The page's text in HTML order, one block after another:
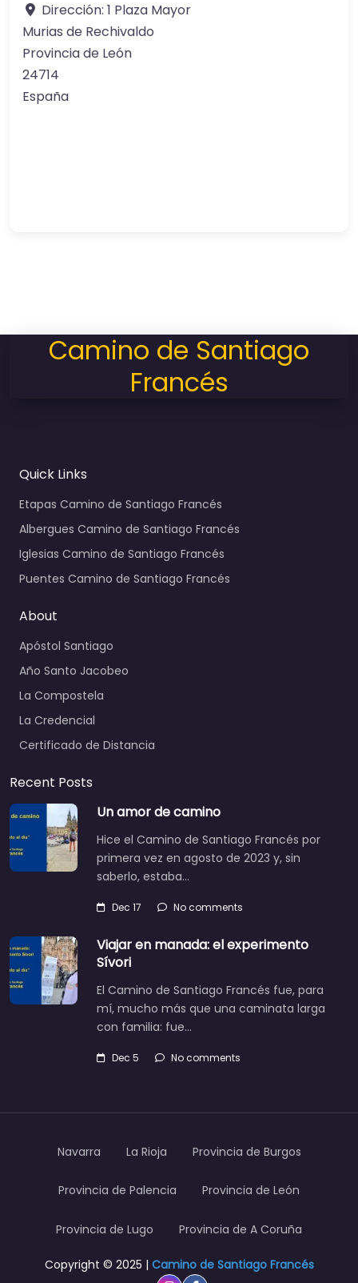
Dirección: 1 Plaza Mayor
Murias de Rechivaldo
Provincia de León
24714
España
Camino de Santiago
Francés
Quick Links
Etapas Camino de Santiago Francés
Albergues Camino de Santiago Francés
Iglesias Camino de Santiago Francés
Puentes Camino de Santiago Francés
About
Apóstol Santiago
Año Santo Jacobeo
La Compostela
La Credencial
Certificado de Distancia
Recent Posts
Un amor de camino
Hice el Camino de Santiago Francés por
primera vez en agosto de 2023 y, sin
saberlo, estaba…
Dec 17 No comments
Viajar en manada: el experimento
Sívori
El Camino de Santiago Francés fue, para
mí, mucho más que una caminata larga
con familia: fue…
Dec 5 No comments
Navarra La Rioja Provincia de Burgos
Provincia de Palencia Provincia de León
Provincia de Lugo Provincia de A Coruña
Copyright © 2025 | Camino de Santiago Francés